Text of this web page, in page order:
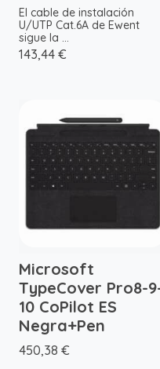
El cable de instalación
U/UTP Cat.6A de Ewent
sigue la ...
143,44 €
Microsoft
TypeCover Pro8-
10 CoPilot ES
Negra+Pen
450,38 €